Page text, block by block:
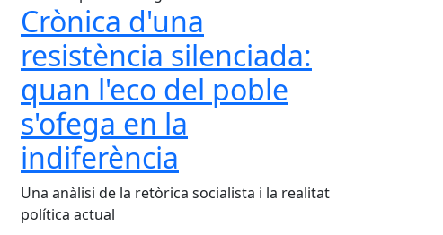
Crònica d'una
resistència silenciada:
quan l'eco del poble
s'ofega en la
indiferència
Una anàlisi de la retòrica socialista i la realitat
política actual